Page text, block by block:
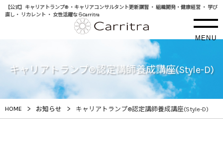
【公式】キャリアトランプ® ・キャリアコンサルタント更新講習 ・ 組織開発・健康経営 ・ 学び
直し・ リカレント ・ 女性活躍ならCarritra
MENU
キャリアトランプ®認定講師養成講座(Style-D)
HOME > お知らせ > キャリアトランプ®認定講師養成講座(Style-D)